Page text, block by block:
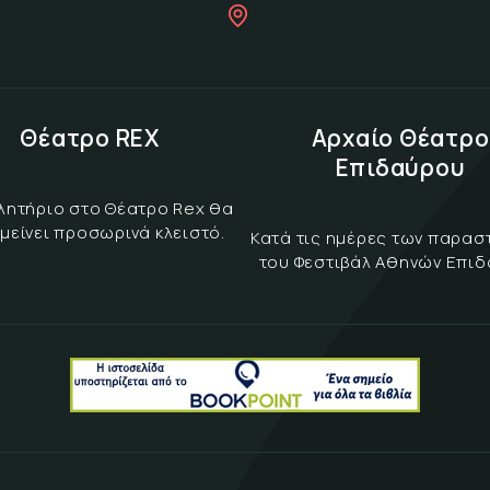
Θέατρο REX
στο Θέατρο Rex θα
προσωρινά κλειστό.
Αρχαίο Θέατρο
Επιδαύρου
Κατά τις ημέρες των
του Φεστιβάλ Αθηνών